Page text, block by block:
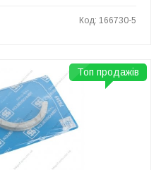
Код: 166730-5
Топ продажів